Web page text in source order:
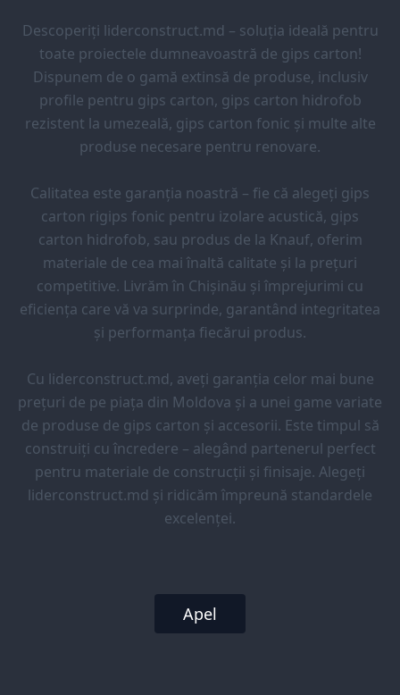
Descoperiți liderconstruct.md – soluția ideală pentru
toate proiectele dumneavoastră de gips carton!
Dispunem de o gamă extinsă de produse, inclusiv
profile pentru gips carton, gips carton hidrofob
rezistent la umezeală, gips carton fonic și multe alte
produse necesare pentru renovare.
Calitatea este garanția noastră – fie că alegeți gips
carton rigips fonic pentru izolare acustică, gips
carton hidrofob, sau produs de la Knauf, oferim
materiale de cea mai înaltă calitate și la prețuri
competitive. Livrăm în Chișinău și împrejurimi cu
eficiența care vă va surprinde, garantând integritatea
și performanța fiecărui produs.
Cu liderconstruct.md, aveți garanția celor mai bune
prețuri de pe piața din Moldova și a unei game variate
de produse de gips carton și accesorii. Este timpul să
construiți cu încredere – alegând partenerul perfect
pentru materiale de construcții și finisaje. Alegeți
liderconstruct.md și ridicăm împreună standardele
excelenței.
Apel